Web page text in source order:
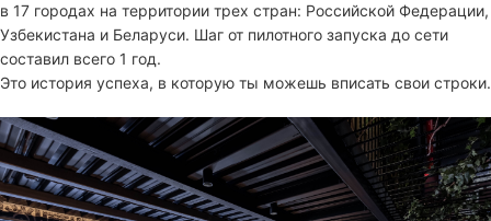
в 17 городах на территории трех стран: Российской Федерации,
Узбекистана и Беларуси. Шаг от пилотного запуска до сети
составил всего 1 год.
Это история успеха, в которую ты можешь вписать свои строки.